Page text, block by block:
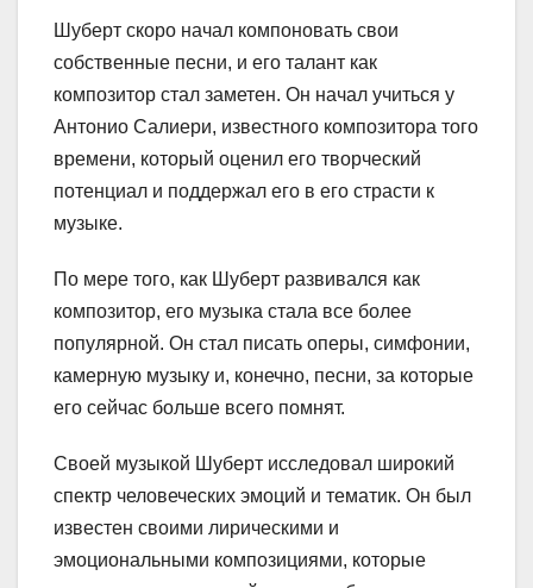
Шуберт скоро начал компоновать свои
собственные песни, и его талант как
композитор стал заметен. Он начал учиться у
Антонио Салиери, известного композитора того
времени, который оценил его творческий
потенциал и поддержал его в его страсти к
музыке.
По мере того, как Шуберт развивался как
композитор, его музыка стала все более
популярной. Он стал писать оперы, симфонии,
камерную музыку и, конечно, песни, за которые
его сейчас больше всего помнят.
Своей музыкой Шуберт исследовал широкий
спектр человеческих эмоций и тематик. Он был
известен своими лирическими и
эмоциональными композициями, которые